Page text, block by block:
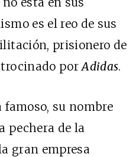
es el reo de sus
prisionero de
porAdidas.
famoso, su nombre
pechera de la
gran empresa